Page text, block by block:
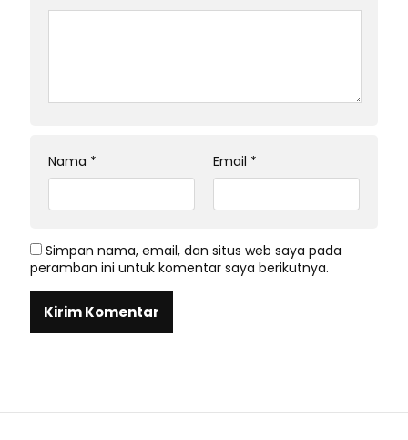
Nama * Email *
Simpan nama, email, dan situs web saya pada
peramban ini untuk komentar saya berikutnya.